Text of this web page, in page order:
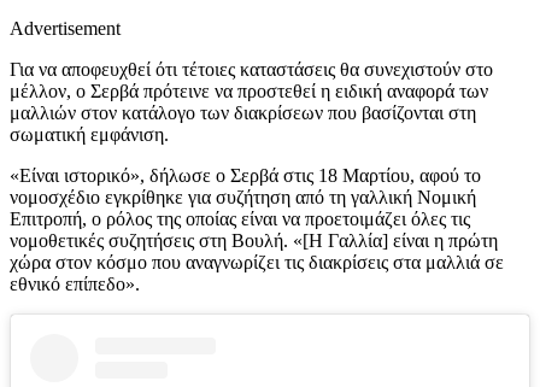
Advertisement
Για να αποφευχθεί ότι τέτοιες καταστάσεις θα συνεχιστούν στο
μέλλον, ο Σερβά πρότεινε να προστεθεί η ειδική αναφορά των
μαλλιών στον κατάλογο των διακρίσεων που βασίζονται στη
σωματική εμφάνιση.
«Είναι ιστορικό», δήλωσε ο Σερβά στις 18 Μαρτίου, αφού το
νομοσχέδιο εγκρίθηκε για συζήτηση από τη γαλλική Νομική
Επιτροπή, ο ρόλος της οποίας είναι να προετοιμάζει όλες τις
νομοθετικές συζητήσεις στη Βουλή. «[Η Γαλλία] είναι η πρώτη
χώρα στον κόσμο που αναγνωρίζει τις διακρίσεις στα μαλλιά σε
εθνικό επίπεδο».